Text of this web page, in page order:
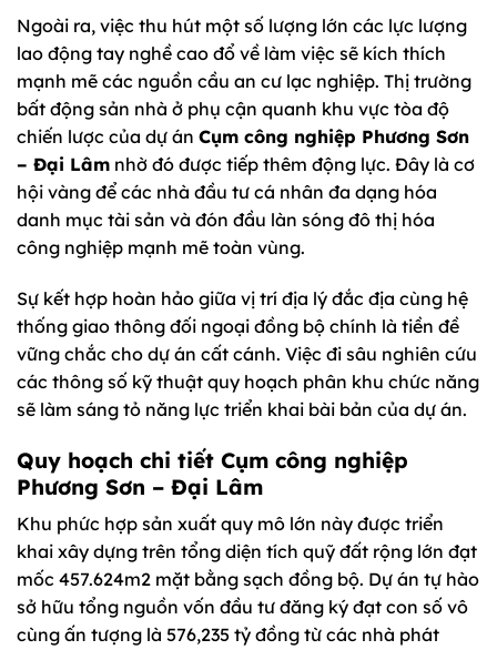
Ngoài ra, việc thu hút một số lượng lớn các lực lượng
lao động tay nghề cao đổ về làm việc sẽ kích thích
mạnh mẽ các nguồn cầu an cư lạc nghiệp. Thị trường
bất động sản nhà ở phụ cận quanh khu vực tòa độ
chiến lược của dự án Cụm công nghiệp Phương Sơn
– Đại Lâm nhờ đó được tiếp thêm động lực. Đây là cơ
hội vàng để các nhà đầu tư cá nhân đa dạng hóa
danh mục tài sản và đón đầu làn sóng đô thị hóa
công nghiệp mạnh mẽ toàn vùng.
Sự kết hợp hoàn hảo giữa vị trí địa lý đắc địa cùng hệ
thống giao thông đối ngoại đồng bộ chính là tiền đề
vững chắc cho dự án cất cánh. Việc đi sâu nghiên cứu
các thông số kỹ thuật quy hoạch phân khu chức năng
sẽ làm sáng tỏ năng lực triển khai bài bản của dự án.
Quy hoạch chi tiết Cụm công nghiệp
Phương Sơn – Đại Lâm
Khu phức hợp sản xuất quy mô lớn này được triển
khai xây dựng trên tổng diện tích quỹ đất rộng lớn đạt
mốc 457.624m2 mặt bằng sạch đồng bộ. Dự án tự hào
sở hữu tổng nguồn vốn đầu tư đăng ký đạt con số vô
cùng ấn tượng là 576,235 tỷ đồng từ các nhà phát